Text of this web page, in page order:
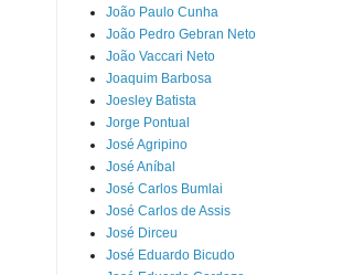
João Paulo Cunha
João Pedro Gebran Neto
João Vaccari Neto
Joaquim Barbosa
Joesley Batista
Jorge Pontual
José Agripino
José Aníbal
José Carlos Bumlai
José Carlos de Assis
José Dirceu
José Eduardo Bicudo